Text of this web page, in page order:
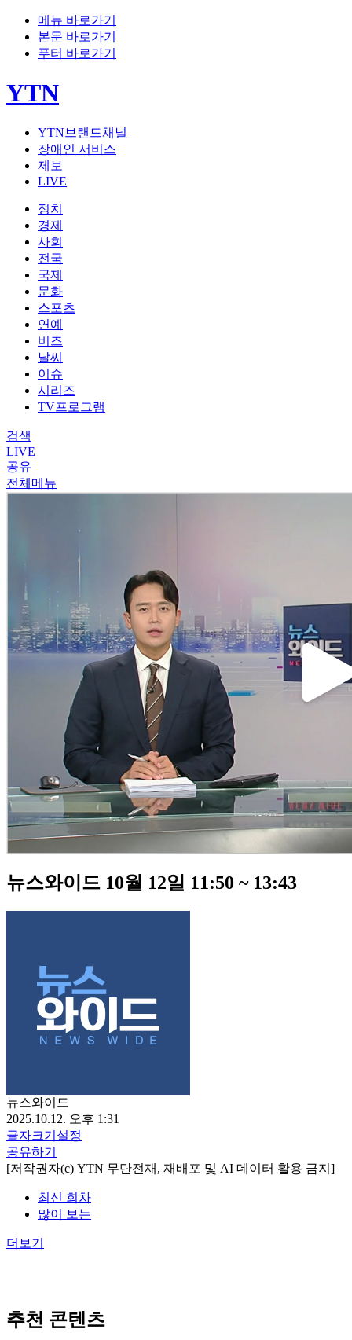
메뉴 바로가기
본문 바로가기
푸터 바로가기
YTN
YTN브랜드채널
장애인 서비스
제보
LIVE
정치
경제
사회
전국
국제
문화
스포츠
연예
비즈
날씨
이슈
시리즈
TV프로그램
검색
LIVE
공유
전체메뉴
뉴스와이드 10월 12일 11:50 ~ 13:43
뉴스와이드
2025.10.12. 오후 1:31
글자크기설정
공유하기
[저작권자(c) YTN 무단전재, 재배포 및 AI 데이터 활용 금지]
최신 회차
많이 보는
더보기
추천 콘텐츠